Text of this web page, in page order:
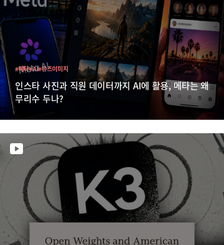
인스타 사진과 직원 데이터까지 AI에 활용, 메타는 왜
무리수 두나?
#메타#AI#뮤즈이미지